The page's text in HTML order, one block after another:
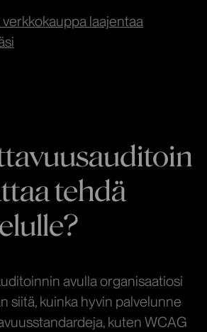
laajentaa
tehdä
avulla organisaatiosi
siitä, kuinka hyvin palvelunne
kuten WCAG